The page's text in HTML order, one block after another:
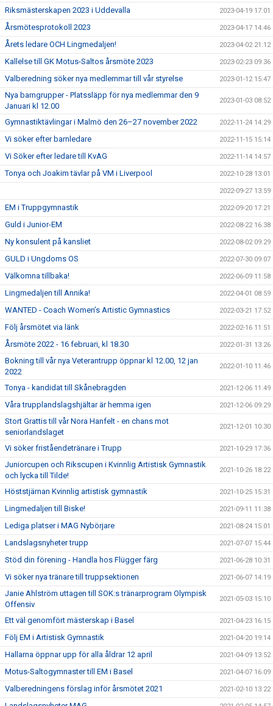
Riksmästerskapen 2023 i Uddevalla 2023-04-19 17:01
Årsmötesprotokoll 2023 2023-04-17 14:46
Årets ledare OCH Lingmedaljen! 2023-04-02 21:12
Kallelse till GK Motus-Saltos årsmöte 2023 2023-02-23 09:36
Valberedning söker nya medlemmar till vår styrelse 2023-01-12 15:47
Nya barngrupper - Platssläpp för nya medlemmar den 9
Januari kl 12.00
2023-01-03 08:52
Gymnastiktävlingar i Malmö den 26–27 november 2022 2022-11-24 14:29
Vi söker efter barnledare 2022-11-15 15:14
Vi Söker efter ledare till KvAG 2022-11-14 14:57
Tonya och Joakim tävlar på VM i Liverpool 2022-10-28 13:01
2022-09-27 13:59
EM i Truppgymnastik 2022-09-20 17:21
Guld i Junior-EM 2022-08-22 16:38
Ny konsulent på kansliet 2022-08-02 09:29
GULD i Ungdoms OS 2022-07-30 09:07
Välkomna tillbaka! 2022-06-09 11:58
Lingmedaljen till Annika! 2022-04-01 08:59
WANTED - Coach Women’s Artistic Gymnastics 2022-03-21 17:52
Följ årsmötet via länk 2022-02-16 11:51
Årsmöte 2022 - 16 februari, kl 18.30 2022-01-31 13:26
Bokning till vår nya Veterantrupp öppnar kl 12.00, 12 jan
2022
2022-01-10 11:46
Tonya - kandidat till Skånebragden 2021-12-06 11:49
Våra trupplandslagshjältar är hemma igen 2021-12-06 09:29
Stort Grattis till vår Nora Hanfelt - en chans mot
seniorlandslaget
2021-12-01 10:30
Vi söker friståendetränare i Trupp 2021-10-29 17:36
Juniorcupen och Rikscupen i Kvinnlig Artistisk Gymnastik
och lycka till Tilde!
2021-10-26 18:22
Höststjärnan Kvinnlig artistisk gymnastik 2021-10-25 15:31
Lingmedaljen till Biske! 2021-09-11 11:38
Lediga platser i MAG Nybörjare 2021-08-24 15:01
Landslagsnyheter trupp 2021-07-07 15:44
Stöd din förening - Handla hos Flügger färg 2021-06-28 10:31
Vi söker nya tränare till truppsektionen 2021-06-07 14:19
Janie Ahlström uttagen till SOK:s tränarprogram Olympisk
Offensiv
2021-05-03 15:10
Ett väl genomfört mästerskap i Basel 2021-04-23 16:15
Följ EM i Artistisk Gymnastik 2021-04-20 19:14
Hallarna öppnar upp för alla åldrar 12 april 2021-04-09 13:52
Motus-Saltogymnaster till EM i Basel 2021-04-07 16:09
Valberedningens förslag inför årsmötet 2021 2021-02-10 13:22